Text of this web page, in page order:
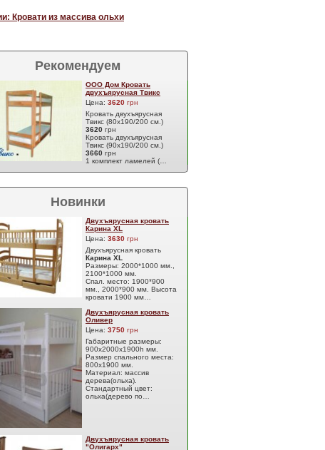
Кровати из массива ольхи
Рекомендуем
ООО Дом Кровать
двухъярусная Твикс
Цена: 3620 грн
Кровать двухъярусная
Твикс (80х190/200 см.)
3620 грн
Кровать двухъярусная
Твикс (90х190/200 см.)
3660 грн
1 комплект ламелей (…
Новинки
Двухъярусная кровать
Карина XL
Цена: 3630 грн
Двухъярусная кровать
Карина XL
Размеры: 2000*1000 мм.,
2100*1000 мм.
Спал. место: 1900*900
мм., 2000*900 мм. Высота
кровати 1900 мм…
Двухъярусная кровать
Оливер
Цена: 3750 грн
Габаритные размеры:
900х2000х1900h мм.
Размер спального места:
800х1900 мм.
Материал: массив
дерева(ольха).
Стандартный цвет:
ольха(дерево по…
Двухъярусная кровать
"Олигарх"